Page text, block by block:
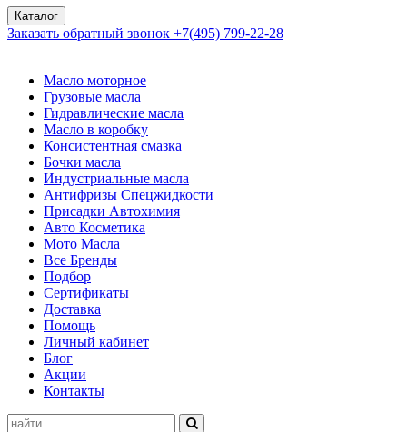
Каталог
Заказать обратный звонок +7(495) 799-22-28
Масло моторное
Грузовые масла
Гидравлические масла
Масло в коробку
Консистентная смазка
Бочки масла
Индустриальные масла
Антифризы Спецжидкости
Присадки Автохимия
Авто Косметика
Мото Масла
Все Бренды
Подбор
Сертификаты
Доставка
Помощь
Личный кабинет
Блог
Акции
Контакты